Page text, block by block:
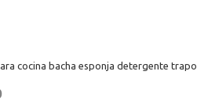
cocina bacha esponja detergente trapo